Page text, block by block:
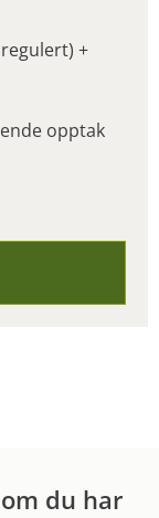
+
opptak
du har